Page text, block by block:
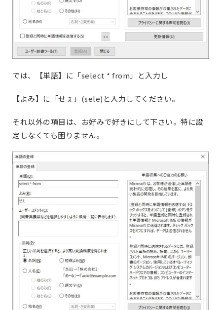
では、【単語】に「select * from」と入力し
【よみ】に「せぇ」(sele)と入力してください。
それ以外の項目は、お好みで好きにして下さい。特に設
定しなくても困りません。